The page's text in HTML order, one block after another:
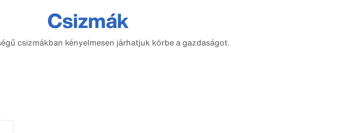
Csizmák
csizmákban kényelmesen járhatjuk körbe a gazdaságot.